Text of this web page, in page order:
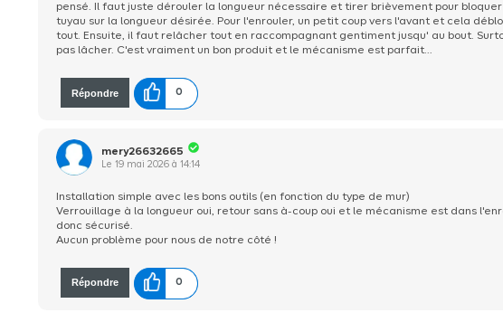
pensé. Il faut juste dérouler la longueur nécessaire et tirer brièvement pour bloquer
tuyau sur la longueur désirée. Pour l'enrouler, un petit coup vers l'avant et cela
tout. Ensuite, il faut relâcher tout en raccompagnant gentiment jusqu' au bout.
pas lâcher. C'est vraiment un bon produit et le mécanisme est parfait...
Répondre 0
mery26632665
Le19 mai 2026 à14:14
Installation simple avec les bons outils (en fonction du type de mur)
Verrouillage à la longueur oui, retour sans à-coup oui et le mécanisme est dans
donc sécurisé.
Aucun problème pour nous de notre côté !
Répondre 0